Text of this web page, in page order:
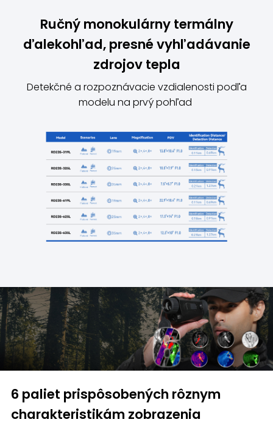
Ručný monokulárny termálny
ďalekohľad, presné vyhľadávanie
zdrojov tepla
Detekčné a rozpoznávacie vzdialenosti podľa
modelu na prvý pohľad
6 paliet prispôsobených rôznym
charakteristikám zobrazenia